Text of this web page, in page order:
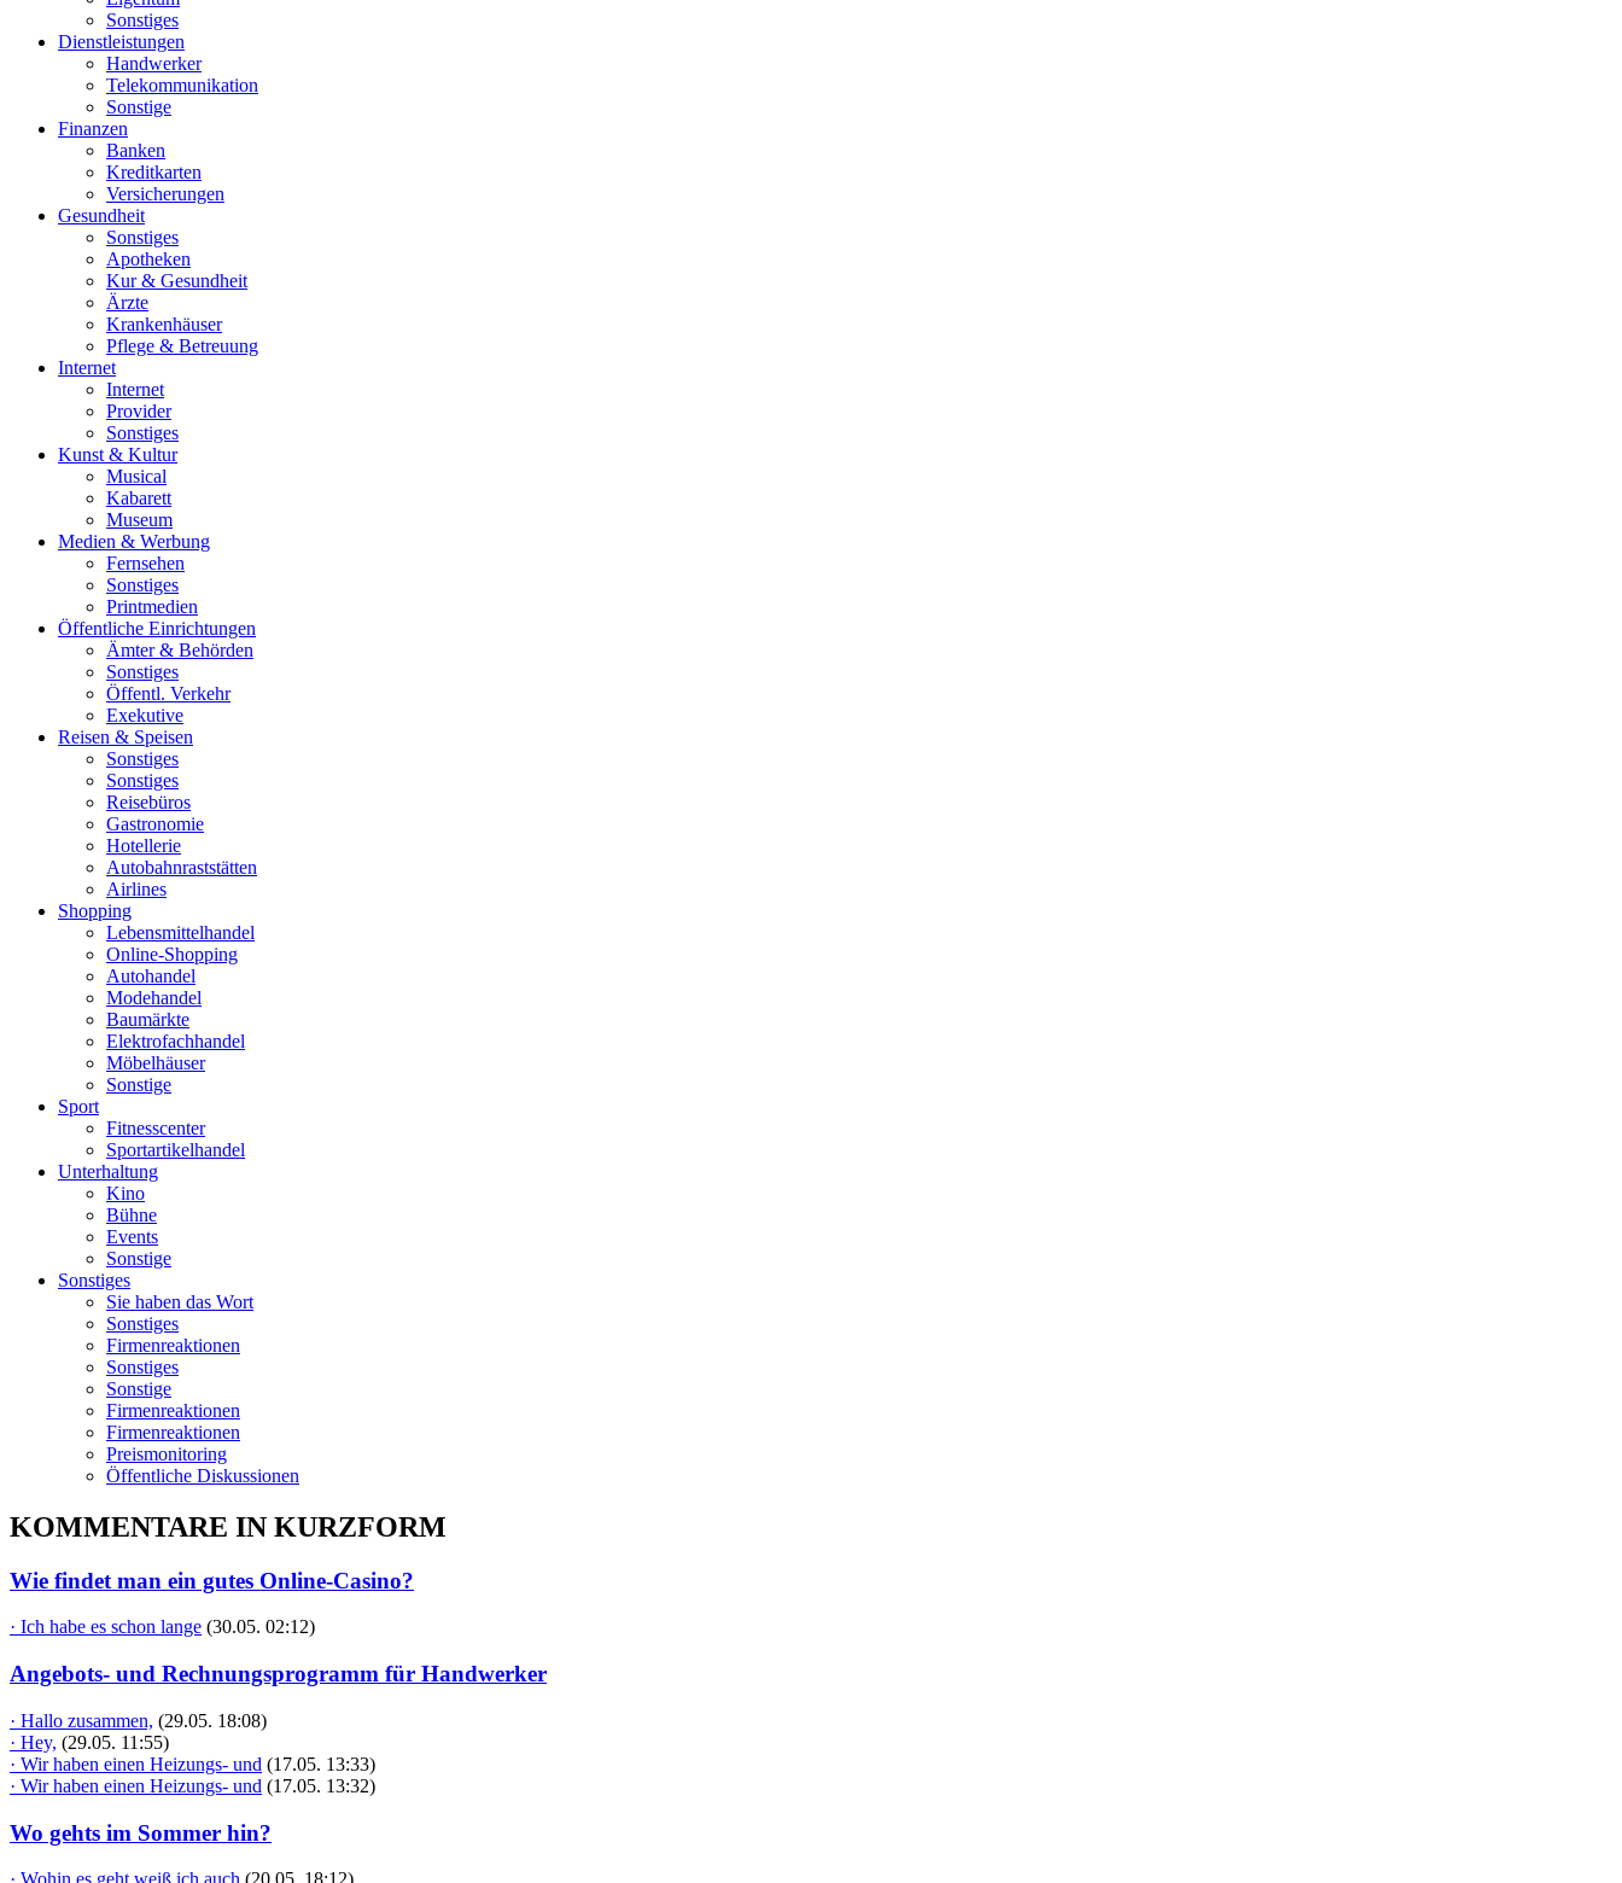
Sonstiges
Dienstleistungen
Handwerker
Telekommunikation
Sonstige
Finanzen
Banken
Kreditkarten
Versicherungen
Gesundheit
Sonstiges
Apotheken
Kur & Gesundheit
Ärzte
Krankenhäuser
Pflege & Betreuung
Internet
Internet
Provider
Sonstiges
Kunst & Kultur
Musical
Kabarett
Museum
Medien & Werbung
Fernsehen
Sonstiges
Printmedien
Öffentliche Einrichtungen
Ämter & Behörden
Sonstiges
Öffentl. Verkehr
Exekutive
Reisen & Speisen
Sonstiges
Sonstiges
Reisebüros
Gastronomie
Hotellerie
Autobahnraststätten
Airlines
Shopping
Lebensmittelhandel
Online-Shopping
Autohandel
Modehandel
Baumärkte
Elektrofachhandel
Möbelhäuser
Sonstige
Sport
Fitnesscenter
Sportartikelhandel
Unterhaltung
Kino
Bühne
Events
Sonstige
Sonstiges
Sie haben das Wort
Sonstiges
Firmenreaktionen
Sonstiges
Sonstige
Firmenreaktionen
Firmenreaktionen
Preismonitoring
Öffentliche Diskussionen
KOMMENTARE IN KURZFORM
Wie findet man ein gutes Online-Casino?
· Ich habe es schon lange (30.05. 02:12)
Angebots- und Rechnungsprogramm für Handwerker
· Hallo zusammen, (29.05. 18:08)
· Hey, (29.05. 11:55)
· Wir haben einen Heizungs- und (17.05. 13:33)
· Wir haben einen Heizungs- und (17.05. 13:32)
Wo gehts im Sommer hin?